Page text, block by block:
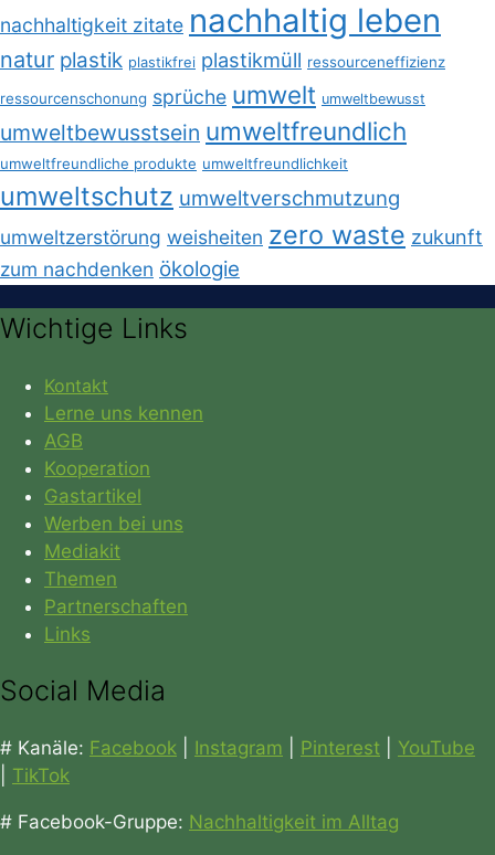
nachhaltigkeit zitate nachhaltig leben
natur plastik plastikfrei plastikmüll ressourceneffizienz
ressourcenschonung sprüche umwelt umweltbewusst
umweltbewusstsein umweltfreundlich
umweltfreundliche produkte umweltfreundlichkeit
umweltschutz umweltverschmutzung
umweltzerstörung weisheiten zero waste zukunft
zum nachdenken ökologie
Wichtige Links
Kontakt
Lerne uns kennen
AGB
Kooperation
Gastartikel
Werben bei uns
Mediakit
Themen
Partnerschaften
Links
Social Media
# Kanäle: Facebook Instagram Pinterest
YouTube
TikTok
# Facebook-Gruppe: Nachhaltigkeit im Alltag